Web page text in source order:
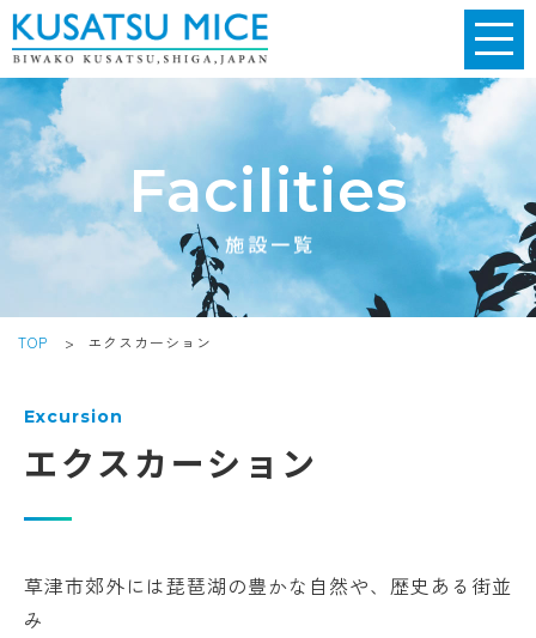
Facilities
施設一覧
TOP > エクスカーション
Excursion
エクスカーション
草津市郊外には琵琶湖の豊かな自然や、歴史ある街並
み